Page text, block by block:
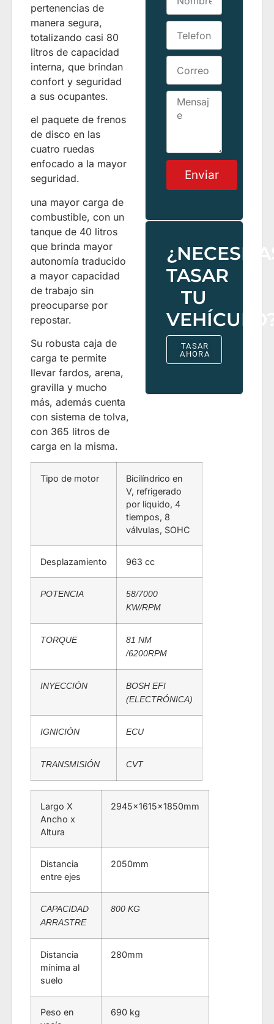
pertenencias de
manera segura,
totalizando casi 80
litros de capacidad
interna, que brindan
confort y seguridad
a sus ocupantes.
el paquete de frenos
de disco en las
cuatro ruedas
enfocado a la mayor
seguridad.
una mayor carga de
combustible, con un
tanque de 40 litros
que brinda mayor
autonomía traducido
a mayor capacidad
de trabajo sin
preocuparse por
repostar.
Su robusta caja de
carga te permite
llevar fardos, arena,
gravilla y mucho
más, además cuenta
con sistema de tolva,
con 365 litros de
carga en la misma.
Tipo de motor
Bicilíndrico en
V, refrigerado
por líquido, 4
tiempos, 8
válvulas, SOHC
Desplazamiento 963 cc
POTENCIA
58/7000
KW/RPM
TORQUE
81 NM
/6200RPM
INYECCIÓN
BOSH EFI
(ELECTRÓNICA)
IGNICIÓN ECU
TRANSMISIÓN CVT
Largo X
Ancho x
Altura
2945×1615×1850mm
Distancia
entre ejes
2050mm
CAPACIDAD
ARRASTRE
800 KG
Distancia
mínima al
suelo
280mm
Peso en
690 kg
Enviar
TASAR
TU
TASAR
AHORA